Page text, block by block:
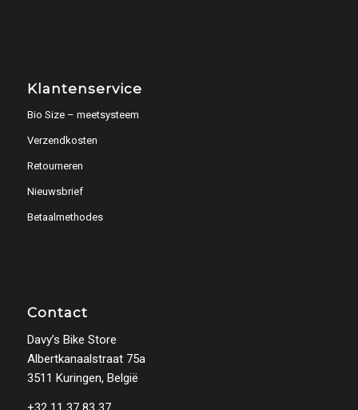
Klantenservice
Bio Size – meetsysteem
Verzendkosten
Retourneren
Nieuwsbrief
Betaalmethodes
Contact
Davy’s Bike Store
Albertkanaalstraat 75a
3511 Kuringen, België